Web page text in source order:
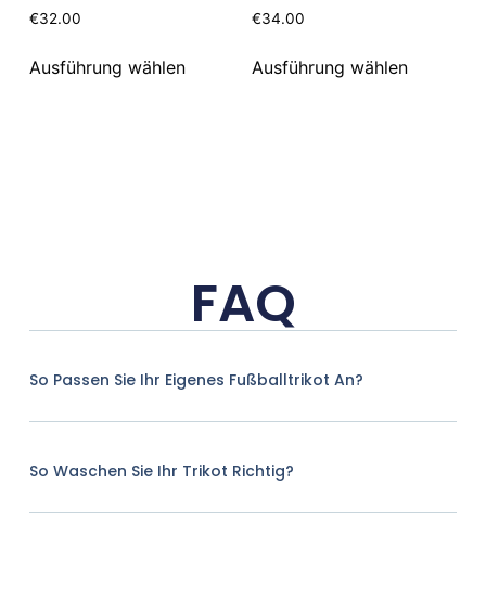
€32.00
Ausführung wählen
€34.00
Ausführung wählen
FAQ
So Passen Sie Ihr Eigenes Fußballtrikot An?
So Waschen Sie Ihr Trikot Richtig?